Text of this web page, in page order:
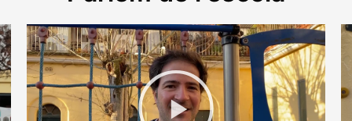
R
e
p